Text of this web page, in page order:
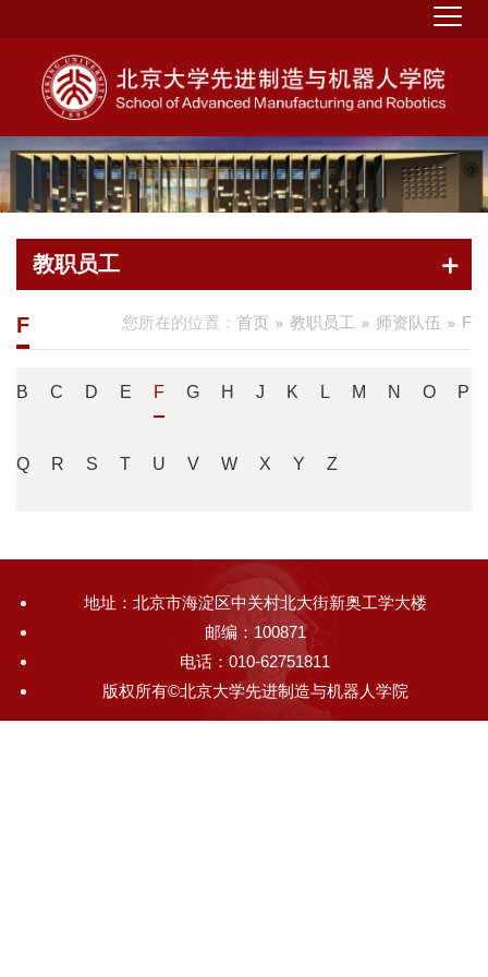
教职员工
您所在的位置： 首页 教职员工 师资队伍 F
F
B C D E F G H J K L M N O P
Q R S T U V W X Y Z
地址：北京市海淀区中关村北大街新奥工学大楼
邮编：100871
电话：010-62751811
版权所有©北京大学先进制造与机器人学院